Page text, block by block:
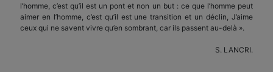
l’homme, c’est qu’il est un pont et non un but : ce que l’homme peut
aimer en l’homme, c’est qu’il est une transition et un déclin, J’aime
ceux qui ne savent vivre qu’en sombrant, car ils passent au-delà ».
S. LANCRI.